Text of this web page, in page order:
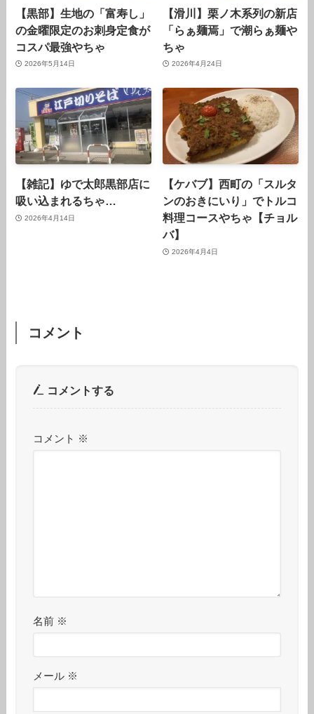
【黒部】生地の「富寿し」
の金曜限定のお刺身定食が
コスパ最強やちゃ
2026年5月14日
【滑川】栗ノ木系列の新店
「らぁ麺焉」で潮らぁ麺や
ちゃ
2026年4月24日
【雑記】ゆで太郎黒部店に
吸い込まれるちゃ…
2026年4月14日
【ケバブ】西町の「スルタ
ンのおきにいり」でトルコ
料理コースやちゃ【チョル
バ】
2026年4月4日
コメント
コメントする
コメント ※
名前 ※
メール ※